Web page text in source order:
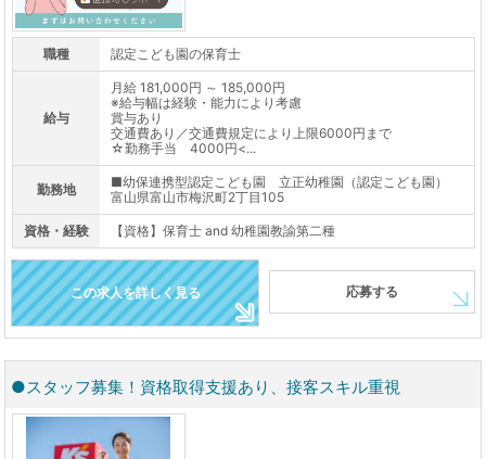
職種 認定こども園の保育士
給与
月給 181,000円 ～ 185,000円
※給与幅は経験・能力により考慮
賞与あり
交通費あり／交通費規定により上限6000円まで
☆勤務手当 4000円<...
勤務地
■幼保連携型認定こども園 立正幼稚園（認定こども園）
富山県富山市梅沢町2丁目105
資格・経験 【資格】保育士 and 幼稚園教諭第二種
この求人を詳しく見る 応募する
●スタッフ募集！資格取得支援あり、接客スキル重視